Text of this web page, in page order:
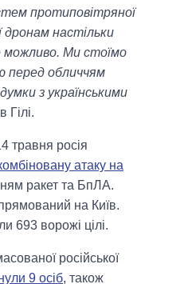
протиповітряної
дронам настільки
можливо. Ми стоїмо
перед обличчям
з українськими
Гілі.
травня росія
атаку на
ракет та БпЛА.
на Київ.
693 ворожі цілі.
російської
9 осіб, також